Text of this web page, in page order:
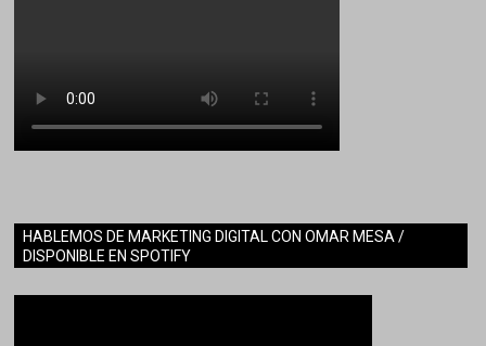
HABLEMOS DE MARKETING DIGITAL CON OMAR MESA /
DISPONIBLE EN SPOTIFY